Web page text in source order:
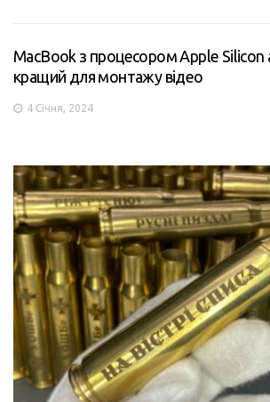
MacBook з процесором Apple Silicon
кращий для монтажу відео
4 Січня, 2024